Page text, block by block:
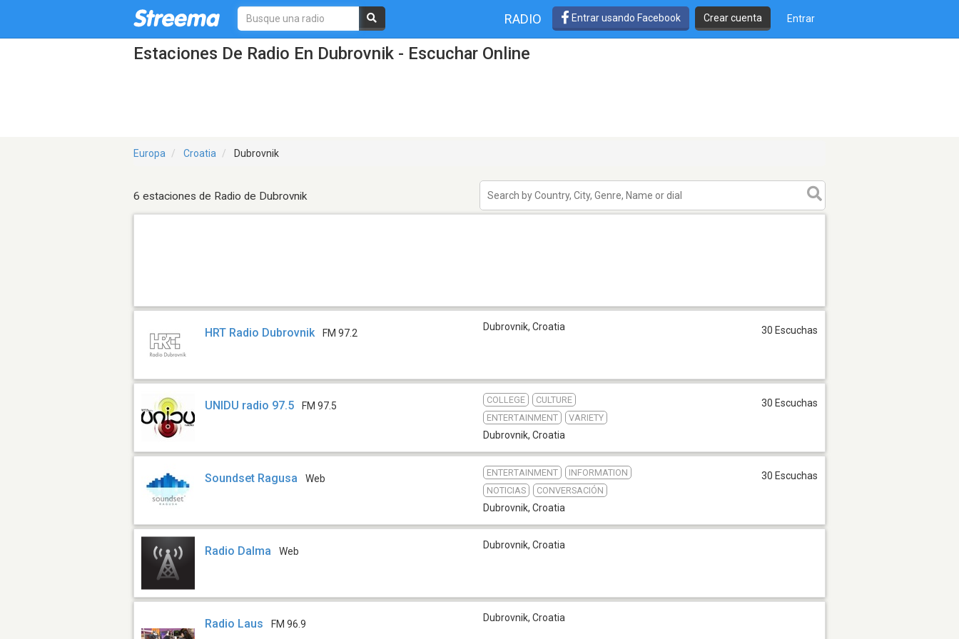
RADIO Entrar usando Facebook Crear cuenta Entrar
Estaciones De Radio En Dubrovnik - Escuchar Online
Europa Croatia Dubrovnik
6 estaciones de Radio de Dubrovnik
HRT Radio Dubrovnik FM 97.2
Dubrovnik, Croatia 30 Escuchas
UNIDU radio 97.5 FM 97.5
COLLEGE
CULTURE
ENTERTAINMENT
VARIETY
Dubrovnik, Croatia
30 Escuchas
Soundset Ragusa Web
ENTERTAINMENT
INFORMATION
NOTICIAS
CONVERSACIÓN
Dubrovnik, Croatia
30 Escuchas
Radio Dalma Web
Dubrovnik, Croatia
Radio Laus FM 96.9
Dubrovnik, Croatia